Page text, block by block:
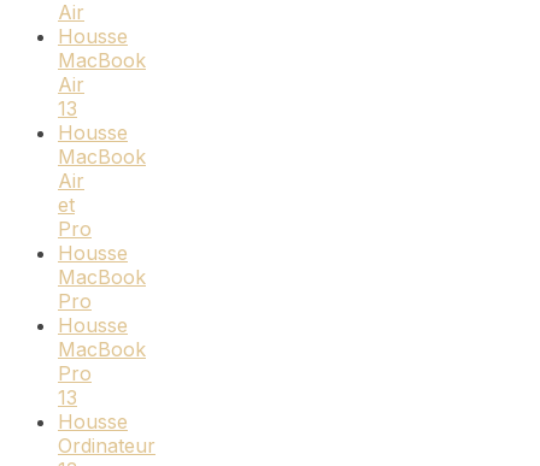
Air
Housse
MacBook
Air
13
Housse
MacBook
Air
et
Pro
Housse
MacBook
Pro
Housse
MacBook
Pro
13
Housse
Ordinateur